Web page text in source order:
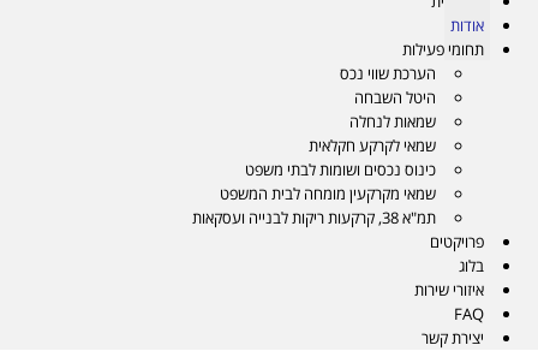
אודות
תחומי פעילות
הערכת שווי נכס
היטל השבחה
שמאות לנחלה
שמאי לקרקע חקלאית
כינוס נכסים ושומות לבתי משפט
שמאי מקרקעין מומחה לבית המשפט
תמ"א 38, קרקעות ריקות לבנייה ועסקאות
פרויקטים
בלוג
איזורי שירות
FAQ
יצירת קשר